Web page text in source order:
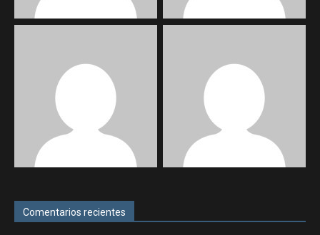
Comentarios recientes